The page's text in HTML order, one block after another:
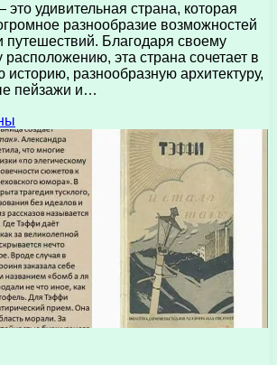
удивительная страна, которая
разнообразие возможностей
путешествий. Благодаря своему
расположению, эта страна сочетает в
историю, разнообразную архитектуру,
пейзажи и…